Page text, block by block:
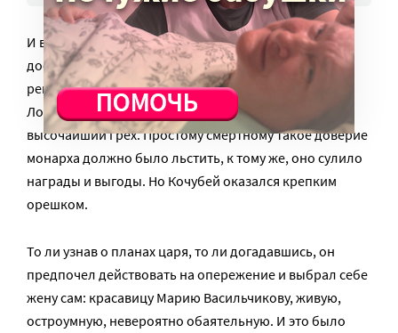
И вот важный штрих к портрету. Сочтя Кочубея
достаточно близким для этого лицом, император
решил женить его на своей фаворитке Анне
Лопухиной – прикрыть, как бывало принято,
высочайший грех. Простому смертному такое доверие
монарха должно было льстить, к тому же, оно сулило
награды и выгоды. Но Кочубей оказался крепким
орешком.
То ли узнав о планах царя, то ли догадавшись, он
предпочел действовать на опережение и выбрал себе
жену сам: красавицу Марию Васильчикову, живую,
остроумную, невероятно обаятельную. И это было